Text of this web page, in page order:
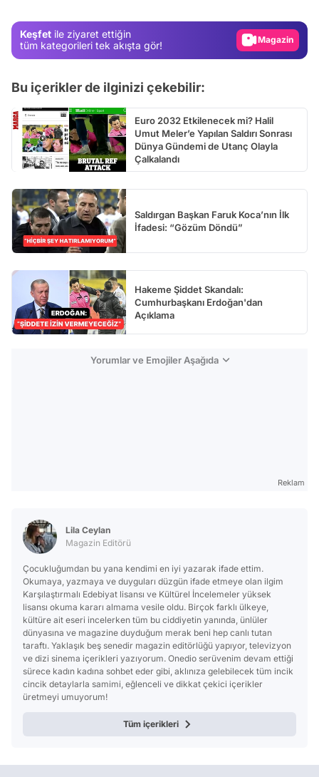
Keşfet ile ziyaret ettiğin
tüm kategorileri tek akışta gör!
Video
Bu içerikler de ilginizi çekebilir:
Euro 2032 Etkilenecek mi? Halil
Umut Meler’e Yapılan Saldırı Sonrası
Dünya Gündemi de Utanç Olayla
Çalkalandı
Saldırgan Başkan Faruk Koca’nın İlk
İfadesi: “Gözüm Döndü”
Hakeme Şiddet Skandalı:
Cumhurbaşkanı Erdoğan'dan
Açıklama
Yorumlar ve Emojiler Aşağıda
Reklam
Lila Ceylan
Magazin Editörü
Çocukluğumdan bu yana kendimi en iyi yazarak ifade ettim.
Okumaya, yazmaya ve duyguları düzgün ifade etmeye olan ilgim
Karşılaştırmalı Edebiyat lisansı ve Kültürel İncelemeler yüksek
lisansı okuma kararı almama vesile oldu. Birçok farklı ülkeye,
kültüre ait eseri incelerken tüm bu ciddiyetin yanında, ünlüler
dünyasına ve magazine duyduğum merak beni hep canlı tutan
taraftı. Yaklaşık beş senedir magazin editörlüğü yapıyor, televizyon
ve dizi sinema içerikleri yazıyorum. Onedio serüvenim devam ettiği
sürece kadın kadına sohbet eder gibi, aklınıza gelebilecek tüm incik
cincik detaylarla samimi, eğlenceli ve dikkat çekici içerikler
üretmeyi umuyorum!
Tüm içerikleri